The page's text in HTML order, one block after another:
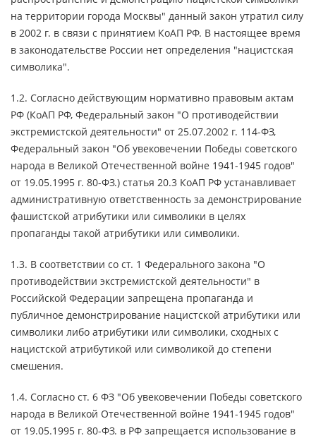
на территории города Москвы" данный закон утратил силу
в 2002 г. в связи с принятием КоАП РФ. В настоящее время
в законодательстве России нет определения "нацистская
символика".
1.2. Согласно действующим нормативно правовым актам
РФ (КоАП РФ, Федеральный закон "О противодействии
экстремистской деятельности" от 25.07.2002 г. 114-ФЗ,
Федеральный закон "Об увековечении Победы советского
народа в Великой Отечественной войне 1941-1945 годов"
от 19.05.1995 г. 80-ФЗ.) статья 20.3 КоАП РФ устанавливает
административную ответственность за демонстрирование
фашистской атрибутики или символики в целях
пропаганды такой атрибутики или символики.
1.3. В соответствии со ст. 1 Федерального закона "О
противодействии экстремистской деятельности" в
Российской Федерации запрещена пропаганда и
публичное демонстрирование нацистской атрибутики или
символики либо атрибутики или символики, сходных с
нацистской атрибутикой или символикой до степени
смешения.
1.4. Согласно ст. 6 ФЗ "Об увековечении Победы советского
народа в Великой Отечественной войне 1941-1945 годов"
от 19.05.1995 г. 80-ФЗ. в РФ запрещается использование в